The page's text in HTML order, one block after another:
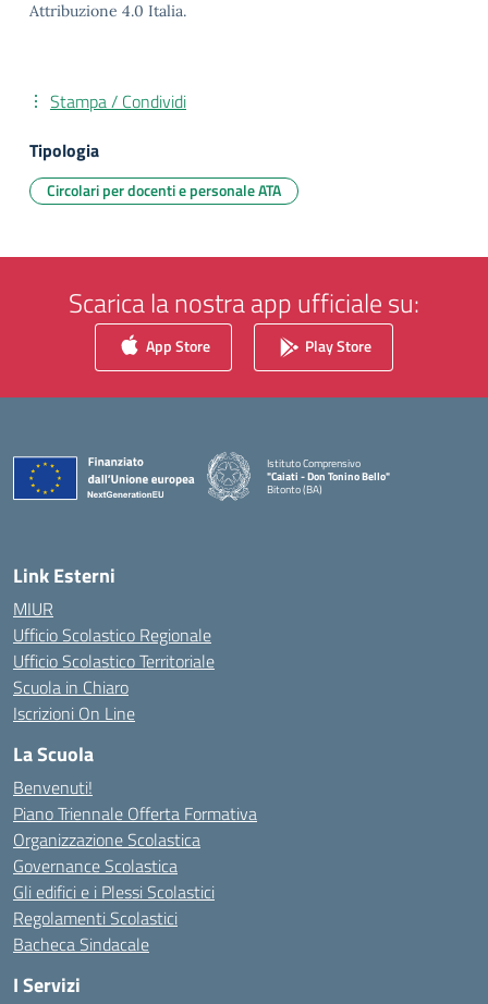
Attribuzione 4.0 Italia.
Stampa / Condividi
Tipologia
Circolari per docenti e personale ATA
Scarica la nostra app ufficiale su:
App Store Play Store
Istituto Comprensivo
"Caiati - Don Tonino Bello"
Bitonto (BA)
Link Esterni
MIUR
Ufficio Scolastico Regionale
Ufficio Scolastico Territoriale
Scuola in Chiaro
Iscrizioni On Line
La Scuola
Benvenuti!
Piano Triennale Offerta Formativa
Organizzazione Scolastica
Governance Scolastica
Gli edifici e i Plessi Scolastici
Regolamenti Scolastici
Bacheca Sindacale
I Servizi